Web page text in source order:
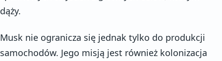
dąży.
Musk nie ogranicza się jednak tylko do produkcji
samochodów. Jego misją jest również kolonizacja